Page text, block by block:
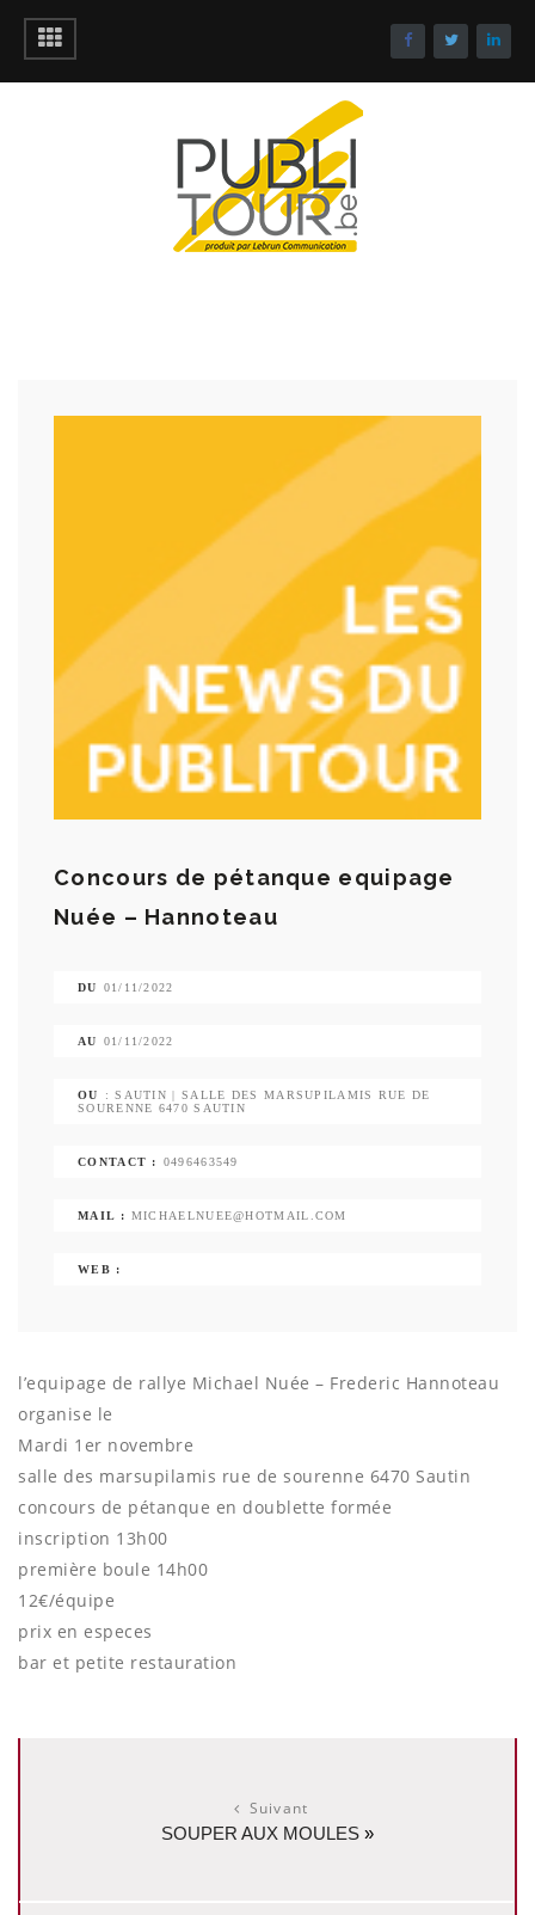
Concours de pétanque equipage
Nuée – Hannoteau
DU 01/11/2022
AU 01/11/2022
OU
: SAUTIN | SALLE DES MARSUPILAMIS RUE DE
SOURENNE 6470 SAUTIN
CONTACT : 0496463549
MAIL : MICHAELNUEE@HOTMAIL.COM
WEB :
l’equipage de rallye Michael Nuée – Frederic Hannoteau
organise le
Mardi 1er novembre
salle des marsupilamis rue de sourenne 6470 Sautin
concours de pétanque en doublette formée
inscription 13h00
première boule 14h00
12€/équipe
prix en especes
bar et petite restauration
Suivant
SOUPER AUX MOULES »